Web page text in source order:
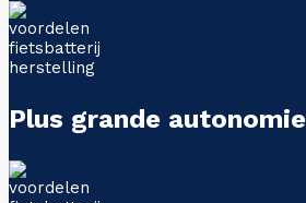
Plus grande autonomie